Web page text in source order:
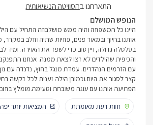
התארחנו בהסוויטה הנשיאותית
הנופש המושלם
היינו כל המשפחה והיה ממש מושלםזה התחיל עם
אותנו בחיוך ובמאור פנים, פחיות שתיה וחלב במקרר,
בסלסלה גדולה, ויין טוב כדי לשפר את האוירה. ומיד
והכיפית שהילדים לא רצו לצאת ממנה. אנחנו
עם הזרמים הנהדרים. עמדת מנגל בחוץ, נדנדה עם
קצר לסגור את היום.וכמובן הילה נענית לכל בקשה
הפתיעה אותנו עם עוגה משובחת וטעימה.מומלץ
חוות דעת מאומתת
המציאות יותר